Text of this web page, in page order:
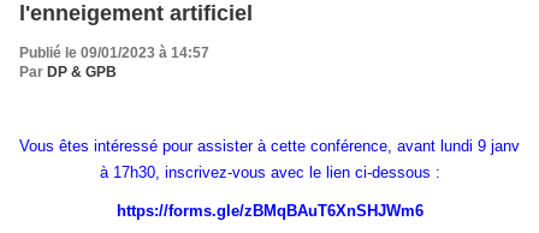
l'enneigement artificiel
Publié le 09/01/2023 à 14:57
Par DP & GPB
Vous êtes intéressé pour assister à cette conférence, avant lundi 9 janv
à 17h30, inscrivez-vous avec le lien ci-dessous :
https://forms.gle/zBMqBAuT6XnSHJWm6